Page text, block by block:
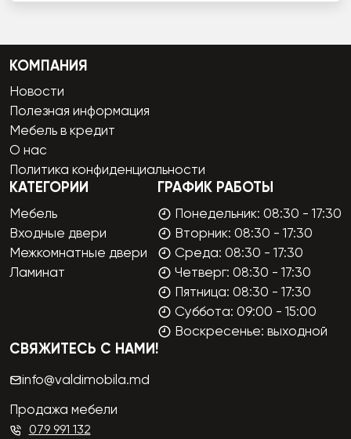
КОМПАНИЯ
Новости
Полезная информация
Мебель в кредит
О нас
Политика конфиденциальности
КАТЕГОРИИ
Мебель
Входные двери
Межкомнатные двери
Ламинат
ГРАФИК РАБОТЫ
Понедельник: 08:30 - 17:30
Вторник: 08:30 - 17:30
Среда: 08:30 - 17:30
Четверг: 08:30 - 17:30
Пятница: 08:30 - 17:30
Суббота: 09:00 - 15:00
Воскресенье: выходной
СВЯЖИТЕСЬ С НАМИ!
info@valdimobila.md
Продажа мебели
079 991 132